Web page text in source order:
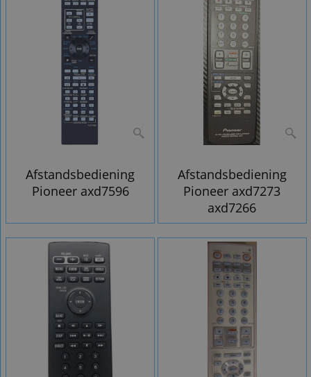
Afstandsbediening
Pioneer axd7596
Afstandsbediening
Pioneer axd7273
axd7266